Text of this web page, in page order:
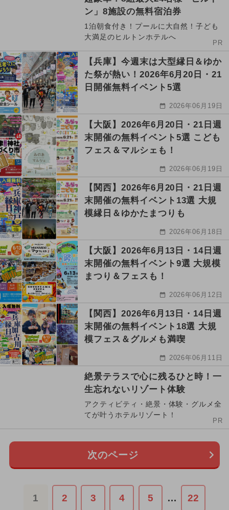
ン」8施設の無料宿泊券
1泊朝食付き！プールに大自然！子ども
大満足のヒルトンホテルへ
PR
【兵庫】今週末は大型縁日＆ゆか
た祭が熱い！2026年6月20日・21
日開催無料イベント5選
2026年06月19日
【大阪】2026年6月20日・21日週
末開催の無料イベント5選 こども
フェス＆マルシェも！
2026年06月19日
【関西】2026年6月20日・21日週
末開催の無料イベント13選 大規
模縁日＆ゆかたまつりも
2026年06月18日
【大阪】2026年6月13日・14日週
末開催の無料イベント9選 大規模
まつり＆フェスも！
2026年06月12日
【関西】2026年6月13日・14日週
末開催の無料イベント18選 大規
模フェス＆グルメも満喫
2026年06月11日
絶景テラスで心に残るひと時！一
生忘れないリゾート体験
アクティビティ・絶景・体験・グルメ全
てが叶うホテルリゾート！
PR
次のページ
1 2 3 4 5 … 22